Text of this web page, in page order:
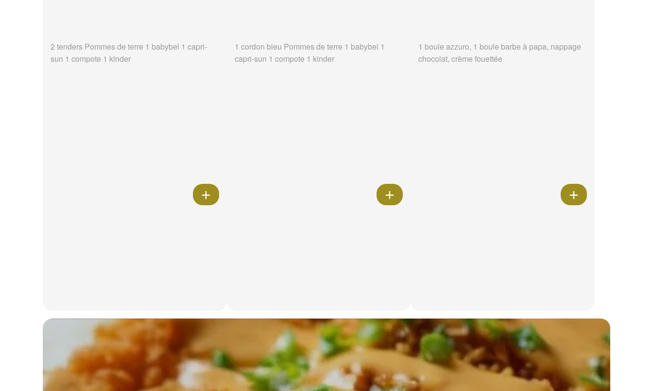
2 tenders Pommes de terre 1 babybel 1 capri-
sun 1 compote 1 kinder
1 cordon bleu Pommes de terre 1 babybel 1
capri-sun 1 compote 1 kinder
1 boule azzuro, 1 boule barbe à papa, nappage
chocolat, crème fouettée